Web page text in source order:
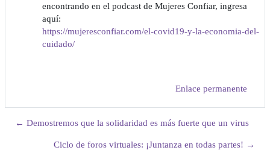
encontrando en el podcast de Mujeres Confiar, ingresa
aquí:
https://mujeresconfiar.com/el-covid19-y-la-economia-del-
cuidado/
Enlace permanente
← Demostremos que la solidaridad es más fuerte que un virus
Ciclo de foros virtuales: ¡Juntanza en todas partes! →